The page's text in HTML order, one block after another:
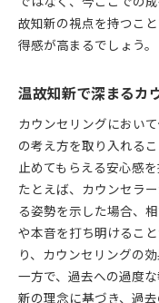
故知新の視点を持つこ
得感が高まるでしょう。
温故知新で深まるカ
カウンセリングにおい
の考え方を取り入れる
止めてもらえる安心感
たとえば、カウンセラ
る姿勢を示した場合、
や本音を打ち明けるこ
り、カウンセリングの
一方で、過去への過度
新の理念に基づき、過